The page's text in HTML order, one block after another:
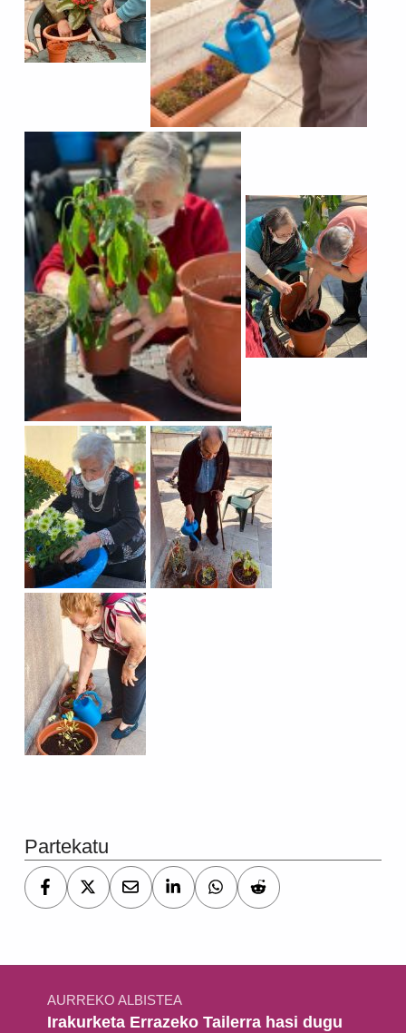
Partekatu
Bidalketetan zehar nabigatu
AURREKO ALBISTEA
Irakurketa Errazeko Tailerra hasi dugu